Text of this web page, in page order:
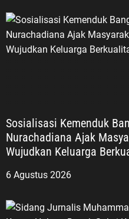
Sosialisasi Kemenduk
Nurachadiana Ajak
Wujudkan Keluarga
6 Agustus 2026